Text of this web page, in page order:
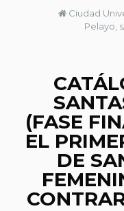
Ciudad
Pelayo,
(FASE
EL
DE